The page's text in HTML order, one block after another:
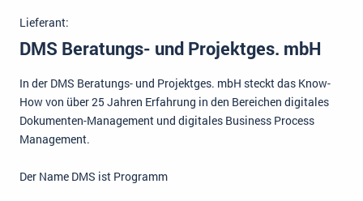
Lieferant:
DMS Beratungs- und Projektges. mbH
In der DMS Beratungs- und Projektges. mbH steckt das Know-
How von über 25 Jahren Erfahrung in den Bereichen digitales
Dokumenten-Management und digitales Business Process
Management.
Der Name DMS ist Programm